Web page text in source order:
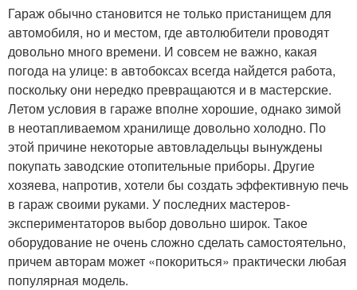
Гараж обычно становится не только пристанищем для
автомобиля, но и местом, где автолюбители проводят
довольно много времени. И совсем не важно, какая
погода на улице: в автобоксах всегда найдется работа,
поскольку они нередко превращаются и в мастерские.
Летом условия в гараже вполне хорошие, однако зимой
в неотапливаемом хранилище довольно холодно. По
этой причине некоторые автовладельцы вынуждены
покупать заводские отопительные приборы. Другие
хозяева, напротив, хотели бы создать эффективную печь
в гараж своими руками. У последних мастеров-
экспериментаторов выбор довольно широк. Такое
оборудование не очень сложно сделать самостоятельно,
причем авторам может «покориться» практически любая
популярная модель.